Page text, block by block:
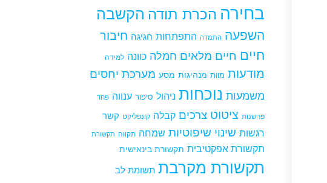
בחירה הכרת תודה הקשבה
השפעה התמדה התפתחות חגיגה חיבור
חיים חיים מלאים חמלה כוונה למידה
מודעות מוות מנהיגות מסע מערכת יחסים
משמעות נוכחות ניהול סיפור ענווה פחד
פרשנות ציטוט צרכים קבלה קונפליקט קשר
רגשות שינוי שיפוטיות שמחה תקווה תקשורת
תקשורת אפקטיבית תקשורת בינאישית
תקשורת מקרבת תשומת לב